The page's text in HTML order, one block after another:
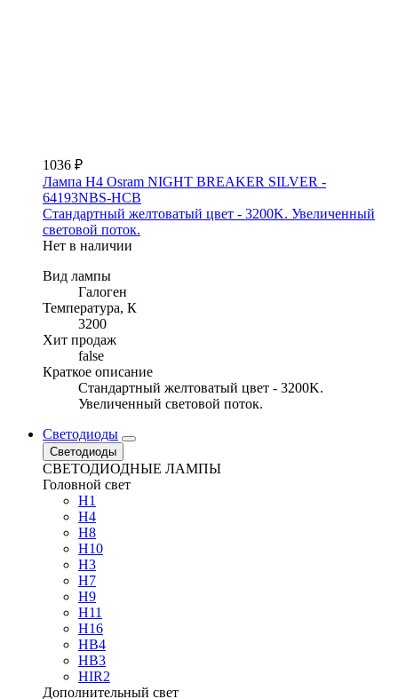
1036 ₽
Лампа H4 Osram NIGHT BREAKER SILVER -
64193NBS-HCB
Стандартный желтоватый цвет - 3200K. Увеличенный
световой поток.
Нет в наличии
Вид лампы
Галоген
Температура, К
3200
Хит продаж
false
Краткое описание
Стандартный желтоватый цвет - 3200K.
Увеличенный световой поток.
Светодиоды
Светодиоды
СВЕТОДИОДНЫЕ ЛАМПЫ
Головной свет
H1
H4
H8
H10
H3
H7
H9
H11
H16
HB4
HB3
HIR2
Дополнительный свет